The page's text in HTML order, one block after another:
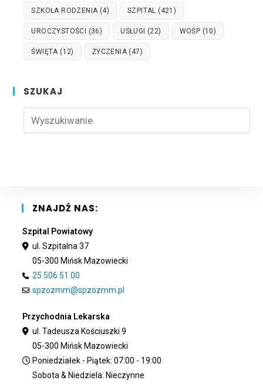
SZKOŁA RODZENIA(4) SZPITAL (421)
UROCZYSTOŚCI (36) USŁUGI (22) WOŚP (10)
ŚWIĘTA(12) ŻYCZENIA(47)
SZUKAJ
ZNAJDŹ NAS:
Szpital Powiatowy
ul. Szpitalna 37
05-300 Mińsk Mazowiecki
25 506 51 00
spzozmm@spzozmm.pl
Przychodnia Lekarska
ul. Tadeusza Kościuszki 9
05-300 Mińsk Mazowiecki
Poniedziałek - Piątek: 07:00 - 19:00
Sobota & Niedziela: Nieczynne